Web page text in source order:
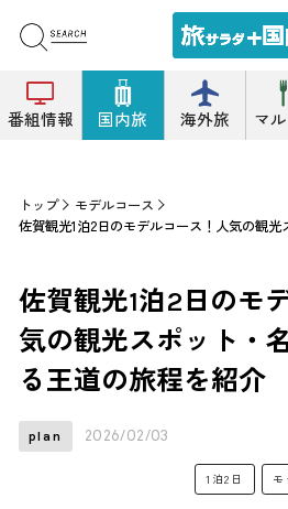
番組情報 国内旅 海外旅 マ
トップ
モデルコース
佐賀観光1泊2日のモ
気の観光スポット・
る王道の旅程を紹介
plan 2026/02/03
1泊2日